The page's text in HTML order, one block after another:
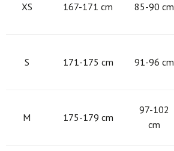
XS 167-171 cm 85-90 cm
S 171-175 cm 91-96 cm
M 175-179 cm
97-102
cm